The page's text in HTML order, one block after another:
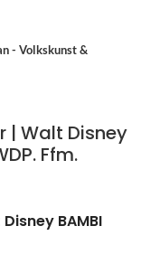
- Volkskunst &
| Walt Disney
Ffm.
BAMBI